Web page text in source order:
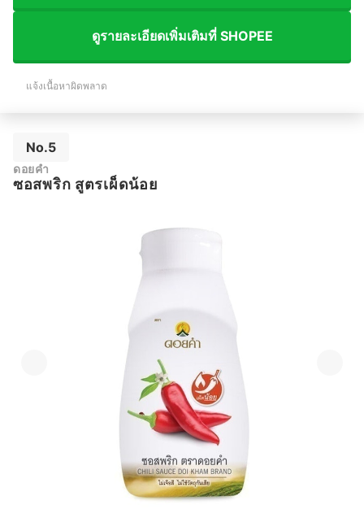
ดูรายละเอียดเพิ่มเติมที่ SHOPEE
แจ้งเนื้อหาผิดพลาด
No.5
ดอยคำ
ซอสพริก สูตรเผ็ดน้อย